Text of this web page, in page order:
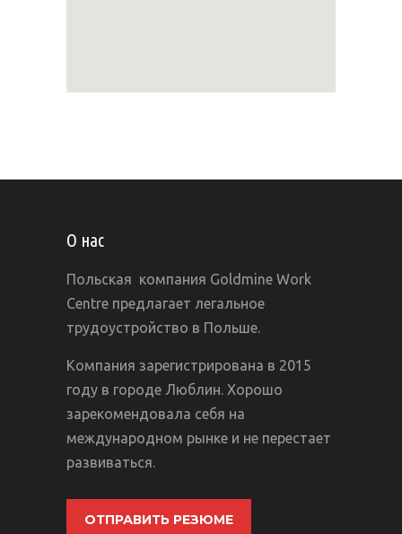
О нас
Польская компания Goldmine Work
Centre предлагает легальное
трудоустройство в Польше.
Компания зарегистрирована в 2015
году в городе Люблин. Хорошо
зарекомендовала себя на
международном рынке и не перестает
развиваться.
ОТПРАВИТЬ РЕЗЮМЕ